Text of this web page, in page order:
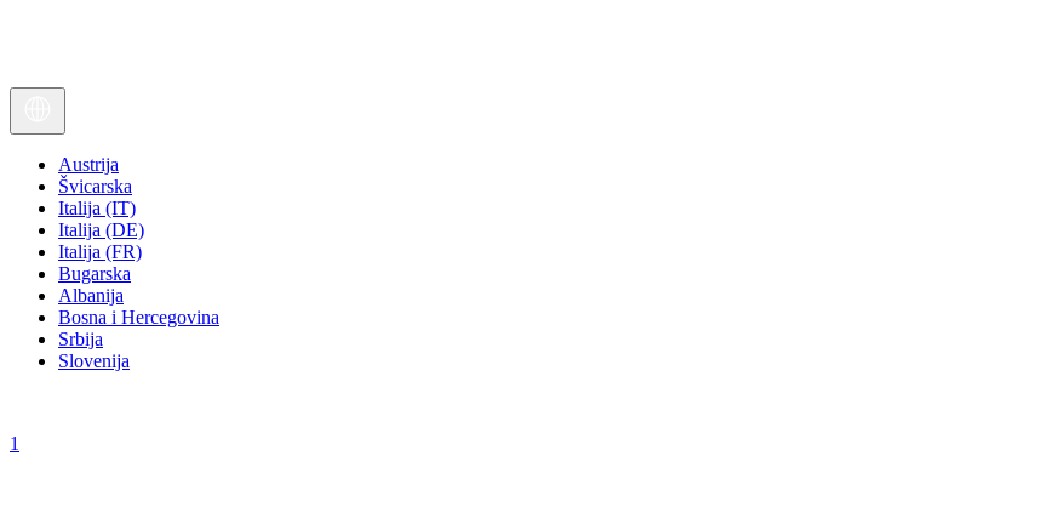
Austrija
Švicarska
Italija (IT)
Italija (DE)
Italija (FR)
Bugarska
Albanija
Bosna i Hercegovina
Srbija
Slovenija
1